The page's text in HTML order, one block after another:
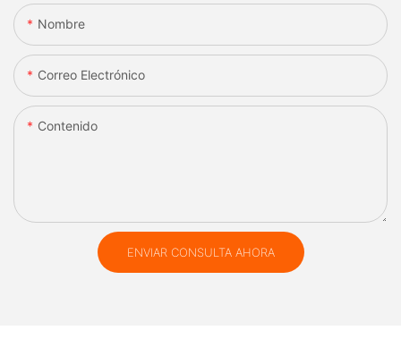
Nombre
Correo Electrónico
Contenido
ENVIAR CONSULTA AHORA